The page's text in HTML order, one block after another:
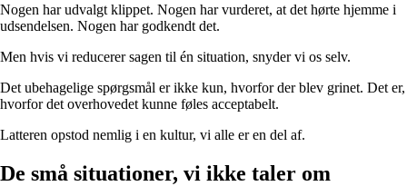
Nogen har udvalgt klippet. Nogen har vurderet, at det hørte hjemme i
udsendelsen. Nogen har godkendt det.
Men hvis vi reducerer sagen til én situation, snyder vi os selv.
Det ubehagelige spørgsmål er ikke kun, hvorfor der blev grinet. Det er,
hvorfor det overhovedet kunne føles acceptabelt.
Latteren opstod nemlig i en kultur, vi alle er en del af.
De små situationer, vi ikke taler om